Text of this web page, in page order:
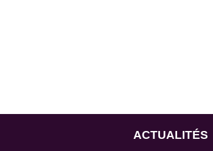
ACTUALITÉS